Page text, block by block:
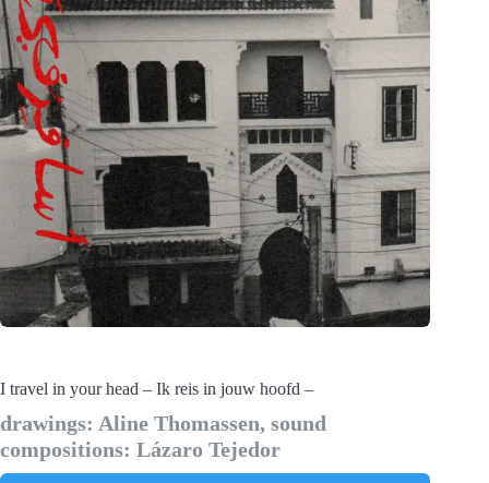
I travel in your head – Ik reis in jouw hoofd –
drawings: Aline Thomassen, sound
compositions: Lázaro Tejedor